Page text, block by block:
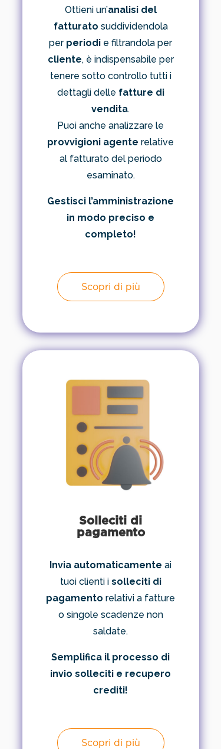
Ottieni un’analisi del
fatturato suddividendola
per periodi e filtrandola per
cliente, è indispensabile per
tenere sotto controllo tutti i
dettagli delle fatture di
vendita.
Puoi anche analizzare le
provvigioni agente relative
al fatturato del periodo
esaminato.
Gestisci l’amministrazione
in modo preciso e
completo!
Scopri di più
Solleciti di
pagamento
Invia automaticamente ai
tuoi clienti isolleciti di
pagamento relativi a fatture
o singole scadenze non
saldate.
Semplifica il processo di
invio solleciti e recupero
crediti!
Scopri di più